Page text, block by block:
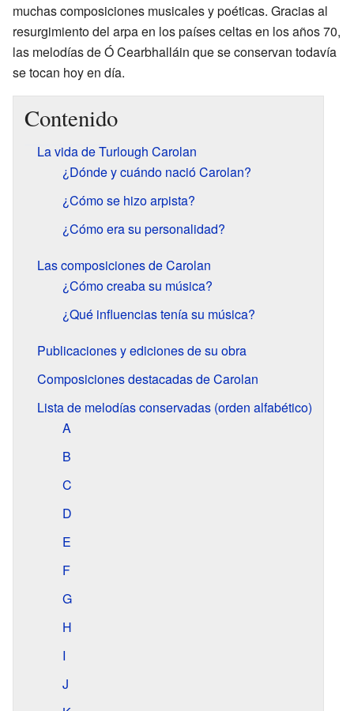
muchas composiciones musicales y poéticas. Gracias al
resurgimiento del arpa en los países celtas en los años 70,
las melodías de Ó Cearbhalláin que se conservan todavía
se tocan hoy en día.
Contenido
La vida de Turlough Carolan
¿Dónde y cuándo nació Carolan?
¿Cómo se hizo arpista?
¿Cómo era su personalidad?
Las composiciones de Carolan
¿Cómo creaba su música?
¿Qué influencias tenía su música?
Publicaciones y ediciones de su obra
Composiciones destacadas de Carolan
Lista de melodías conservadas (orden alfabético)
A
B
C
D
E
F
G
H
I
J